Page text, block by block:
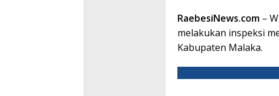
RaebesiNews.com –
melakukan inspeksi
Kabupaten Malaka.